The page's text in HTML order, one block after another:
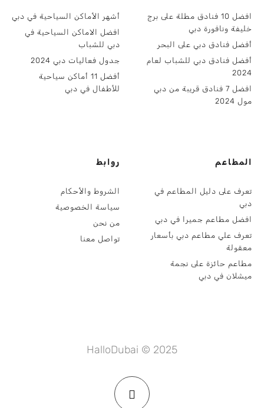
افضل 10 فنادق مطلة على برج
خليفة ونافورة دبي
أفضل فنادق دبي على البحر
أفضل فنادق دبي للشباب لعام
2024
افضل 7 فنادق قريبة من دبي
مول 2024
أشهر الأماكن السياحية في دبي
افضل الاماكن السياحية في
دبي للشباب
جدول فعاليات دبي 2024
أفضل 11 أماكن سياحية
للأطفال في دبي
المطاعم
تعرف على دليل المطاعم في
دبي
افضل مطاعم جميرا في دبي
تعرف علي مطاعم دبي بأسعار
معقولة
مطاعم حائزة على نجمة
ميشلان في دبي
روابط
الشروط والأحكام
سياسة الخصوصية
من نحن
تواصل معنا
HalloDubai © 2025